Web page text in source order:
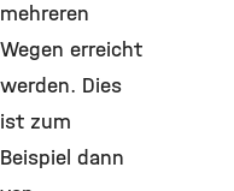
mehreren
Wegen erreicht
werden. Dies
ist zum
Beispiel dann